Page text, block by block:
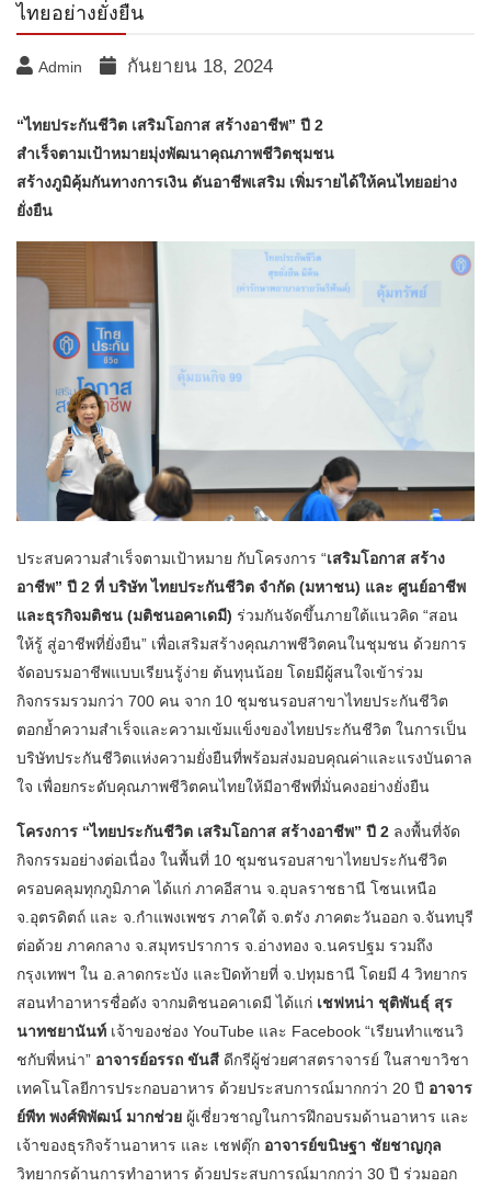
ไทยอย่างยั่งยืน
Admin กันยายน 18, 2024
“ไทยประกันชีวิต เสริมโอกาส สร้างอาชีพ” ปี 2
สำเร็จตามเป้าหมายมุ่งพัฒนาคุณภาพชีวิตชุมชน
สร้างภูมิคุ้มกันทางการเงิน ดันอาชีพเสริม เพิ่มรายได้ให้คนไทยอย่าง
ยั่งยืน
ประสบความสำเร็จตามเป้าหมาย กับโครงการ “เสริมโอกาส สร้าง
อาชีพ” ปี 2 ที่ บริษัท ไทยประกันชีวิต จำกัด (มหาชน) และ ศูนย์อาชีพ
และธุรกิจมติชน (มติชนอคาเดมี) ร่วมกันจัดขึ้นภายใต้แนวคิด “สอน
ให้รู้ สู่อาชีพที่ยั่งยืน” เพื่อเสริมสร้างคุณภาพชีวิตคนในชุมชน ด้วยการ
จัดอบรมอาชีพแบบเรียนรู้ง่าย ต้นทุนน้อย โดยมีผู้สนใจเข้าร่วม
กิจกรรมรวมกว่า 700 คน จาก 10 ชุมชนรอบสาขาไทยประกันชีวิต
ตอกย้ำความสำเร็จและความเข้มแข็งของไทยประกันชีวิต ในการเป็น
บริษัทประกันชีวิตแห่งความยั่งยืนที่พร้อมส่งมอบคุณค่าและแรงบันดาล
ใจ เพื่อยกระดับคุณภาพชีวิตคนไทยให้มีอาชีพที่มั่นคงอย่างยั่งยืน
โครงการ “ไทยประกันชีวิต เสริมโอกาส สร้างอาชีพ” ปี 2 ลงพื้นที่จัด
กิจกรรมอย่างต่อเนื่อง ในพื้นที่ 10 ชุมชนรอบสาขาไทยประกันชีวิต
ครอบคลุมทุกภูมิภาค ได้แก่ ภาคอีสาน จ.อุบลราชธานี โซนเหนือ
จ.อุตรดิตถ์ และ จ.กำแพงเพชร ภาคใต้ จ.ตรัง ภาคตะวันออก จ.จันทบุรี
ต่อด้วย ภาคกลาง จ.สมุทรปราการ จ.อ่างทอง จ.นครปฐม รวมถึง
กรุงเทพฯ ใน อ.ลาดกระบัง และปิดท้ายที่ จ.ปทุมธานี โดยมี 4 วิทยากร
สอนทำอาหารชื่อดัง จากมติชนอคาเดมี ได้แก่ เชฟหน่า ชุติพันธุ์ สุร
นาทชยานันท์ เจ้าของช่อง YouTube และ Facebook “เรียนทำแซนวิ
ชกับพี่หน่า” อาจารย์อรรถ ขันสี ดีกรีผู้ช่วยศาสตราจารย์ ในสาขาวิชา
เทคโนโลยีการประกอบอาหาร ด้วยประสบการณ์มากกว่า 20 ปี อาจาร
ย์พีท พงศ์พิพัฒน์ มากช่วย ผู้เชี่ยวชาญในการฝึกอบรมด้านอาหาร และ
เจ้าของธุรกิจร้านอาหาร และ เชฟตุ๊ก อาจารย์ขนิษฐา ชัยชาญกุล
วิทยากรด้านการทำอาหาร ด้วยประสบการณ์มากกว่า 30 ปี ร่วมออก